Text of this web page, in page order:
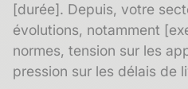
[durée]. Depuis, votre
évolutions, notamment
normes, tension sur les
pression sur les délais de